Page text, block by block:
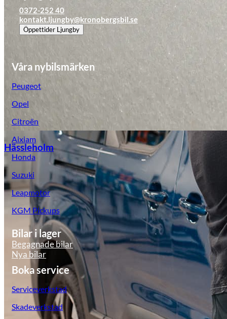
Hässleholm
0372-252 40
kontakt.ljungby@kronobergsbil.se
Öppettider Ljungby
Våra nybilsmärken
Peugeot
Opel
Citroën
Aixiam
Honda
Suzuki
Leapmotor
KGM Pickups
Bilar i lager
Begagnade bilar
Nya bilar
Boka service
Serviceverkstad
Skadeverkstad